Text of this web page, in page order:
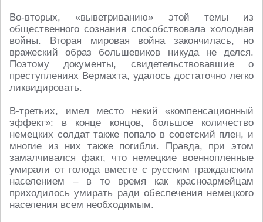
Во-вторых, «выветриванию» этой темы из
общественного сознания способствовала холодная
войны. Вторая мировая война закончилась, но
вражеский образ большевиков никуда не делся.
Поэтому документы, свидетельствовавшие о
преступлениях Вермахта, удалось достаточно легко
ликвидировать.
В-третьих, имел место некий «компенсационный
эффект»: в конце концов, большое количество
немецких солдат также попало в советский плен, и
многие из них также погибли. Правда, при этом
замалчивался факт, что немецкие военнопленные
умирали от голода вместе с русским гражданским
населением – в то время как красноармейцам
приходилось умирать ради обеспечения немецкого
населения всем необходимым.